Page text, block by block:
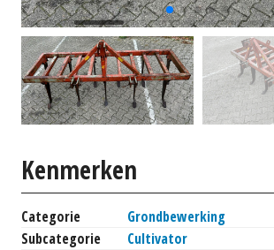
Kenmerken
Categorie
Grondbewerking
Subcategorie
Cultivator